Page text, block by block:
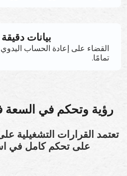
بيانات دقيقة
القضاء على إعادة الحساب اليدوي
تمامًا.
رؤية وتحكم في السعة
تعتمد القرارات التشغيلية
على تحكم كامل في